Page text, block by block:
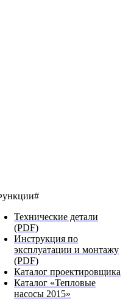
Технические детали
(PDF)
Инструкция по
эксплуатации и монтажу
(PDF)
Каталог проектировщика
Каталог «Тепловые
насосы 2015»